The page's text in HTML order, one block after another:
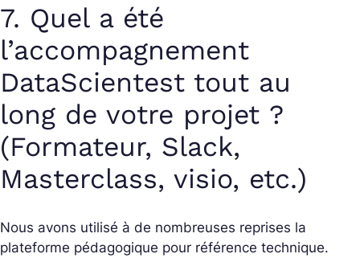
7. Quel a été
l’accompagnement
DataScientest tout au
long de votre projet ?
(Formateur, Slack,
Masterclass, visio, etc.)
Nous avons utilisé à de nombreuses reprises la
plateforme pédagogique pour référence technique.